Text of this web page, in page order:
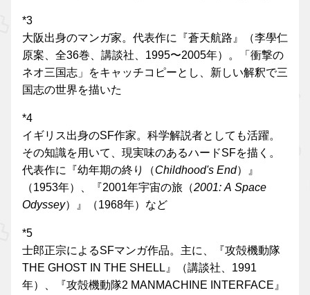
*3
大阪出身のマンガ家。代表作に『蒼天航路』（李學仁
原案、全36巻、講談社、1995〜2005年）。「衝撃の
ネオ三国志」をキャッチコピーとし、新しい解釈で三
国志の世界を描いた
*4
イギリス出身のSF作家。科学解説者としても活躍。
その知識を用いて、現実味のあるハードSFを描く。
代表作に『幼年期の終り（Childhood's End）』
（1953年）、『2001年宇宙の旅（2001: A Space
Odyssey）』（1968年）など
*5
士郎正宗によるSFマンガ作品。主に、『攻殻機動隊
THE GHOST IN THE SHELL』（講談社、1991
年）、『攻殻機動隊2 MANMACHINE INTERFACE』